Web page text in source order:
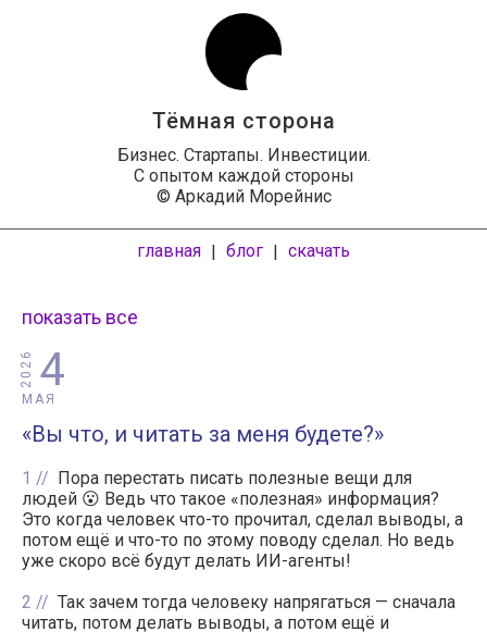
Тёмная сторона
Бизнес. Стартапы. Инвестиции.
С опытом каждой стороны
© Аркадий Морейнис
главная | блог | скачать
показать все
4
МАЯ
2026
«Вы что, и читать за меня будете?»
1
Пора перестать писать полезные вещи для
людей 😮 Ведь что такое «полезная» информация?
Это когда человек что-то прочитал, сделал выводы, а
потом ещё и что-то по этому поводу сделал. Но ведь
уже скоро всё будут делать ИИ-агенты!
2
Так зачем тогда человеку напрягаться — сначала
читать, потом делать выводы, а потом ещё и